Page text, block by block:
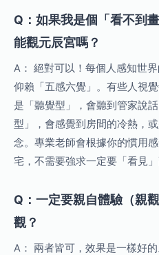
Q：如果我是個「看不到
能觀元辰宮嗎？
A： 絕對可以！每個人感知世
仰賴「五感六覺」。有些人視
是「聽覺型」，會聽到管家說
型」，會感覺到房間的冷熱，
念。專業老師會根據你的慣用
宅，不需要強求一定要「看見」
Q：一定要親自體驗（親
觀？
A： 兩者皆可，效果是一樣好的